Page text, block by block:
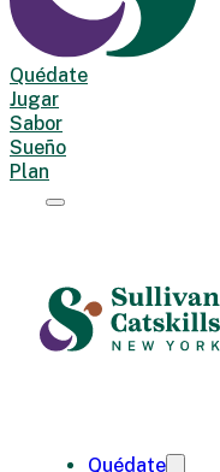
Quédate
Jugar
Sabor
Sueño
Plan
Quédate